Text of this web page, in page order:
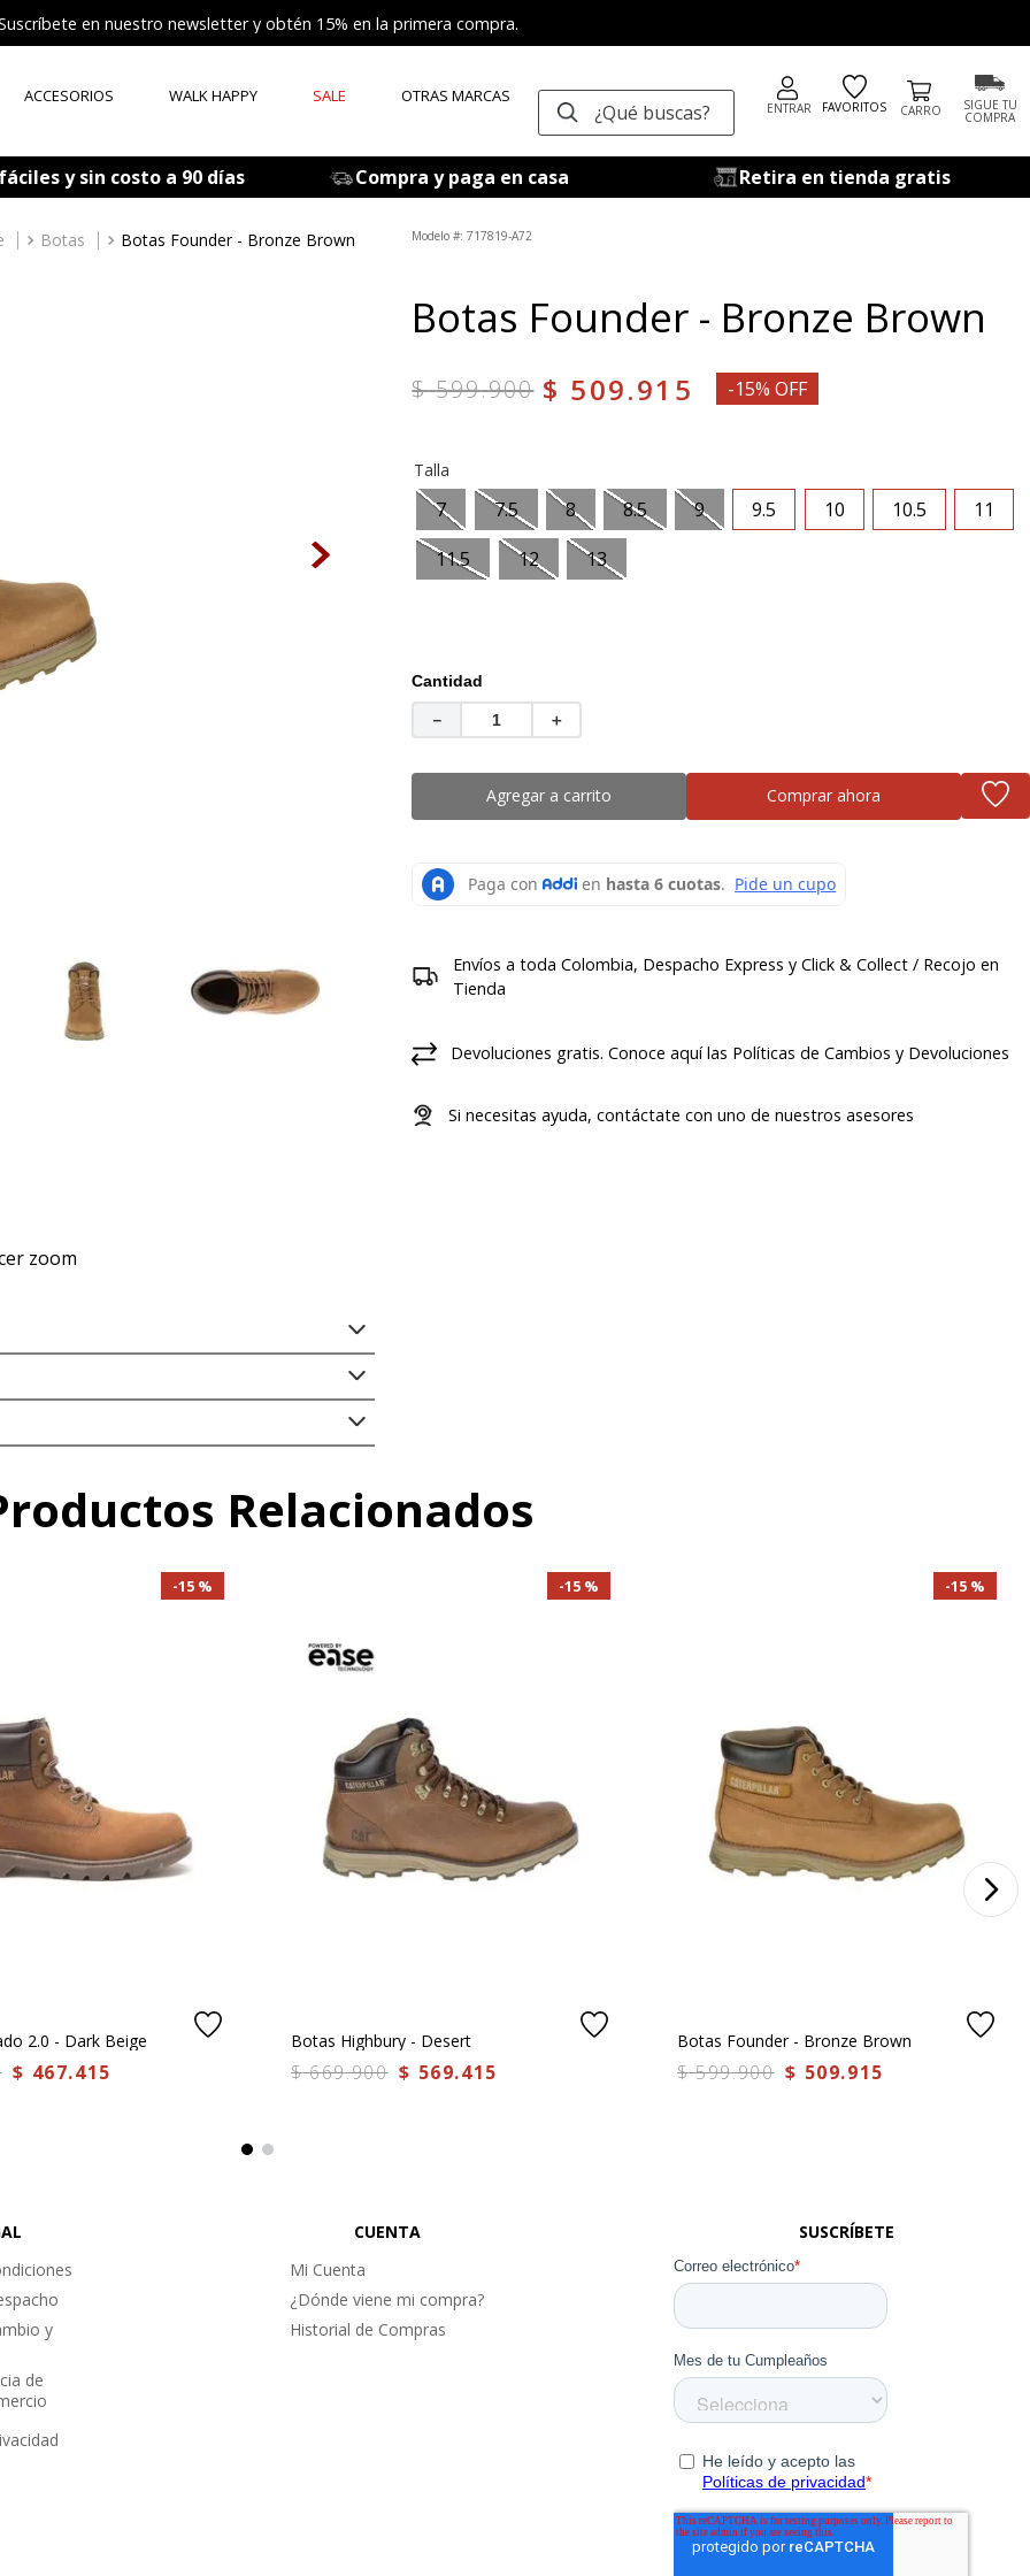
en nuestro newsletter y obtén 15% en la primera compra.
ACCESORIOS WALK HAPPY SALE OTRAS MARCAS ¿Qué buscas? ENTRAR FAVORITOS SIGUE TU
COMPRA
y sin costo a 90 días Compra y paga en casa Retira en tienda gratis
Botas Botas Founder - Bronze Brown
zoom
:717819-A72
Botas Founder - Bronze Brown
$ 599.900 $ 509.915 -15% OFF
Talla
10 10.5
11
11.5
12 13
7 8
7.5 8.5 9 9.5
Cantidad
＋
－
Agregar a carrito Comprar ahora
Envíos a toda Colombia, Despacho Express y Click & Collect / Recojo en
Tienda
Devoluciones gratis. Conoce aquí las Políticas de Cambios y Devoluciones
Si necesitas ayuda, contáctate con uno de nuestros asesores
Relacionados
15 %
2.0 - Dark Beige
$ 467.415
15 %
Botas Highbury - Desert
$ 669.900 $ 569.415
15 %
Botas Founder - Bronze Brown
$ 599.900 $ 509.915
y
de
CUENTA
Mi Cuenta
¿Dónde viene mi compra?
Historial de Compras
SUSCRÍBETE
MÁS BUSCADOS
zapatos mujer
tenis mujer